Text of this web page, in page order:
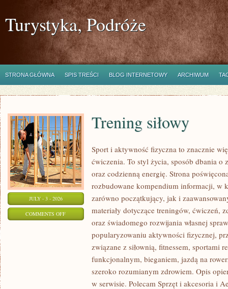
Turystyka, Podróże
STRONA GŁÓWNA SPIS TREŚCI BLOG INTERNETOWY ARCHIWUM
JULY - 3 - 2026
COMMENTS OFFON
Trening siłowy
Sport i aktywność fizyczna to znacznie
ćwiczenia. To styl życia, sposób dbania o
oraz codzienną energię. Strona
rozbudowane kompendium informacji, w
zarówno początkujący, jak i
materiały dotyczące treningów, ćwiczeń,
oraz świadomego rozwijania własnej
popularyzowaniu aktywności fizycznej,
związane z siłownią, fitnessem, sportami
funkcjonalnym, bieganiem, jazdą na
szeroko rozumianym zdrowiem. Opis
w serwisie. Polecam Sprzęt i akcesoria i